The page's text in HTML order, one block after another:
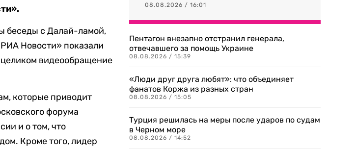
беседы с Далай-ламой,
Новости» показали
целиком видеообращение
которые приводит
форума
и о том, что
Кроме того, лидер
08.08.2026 / 16:01
Пентагон внезапно отстранил генерала,
отвечавшего за помощь Украине
08.08.2026 / 15:39
«Люди друг друга любят»: что объединяет
фанатов Коржа из разных стран
08.08.2026 / 15:05
Турция решилась на меры после ударов по судам
в Черном море
08.08.2026 / 14:52